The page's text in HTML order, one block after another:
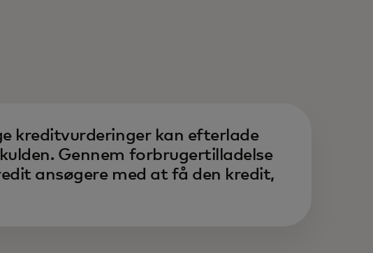
kreditvurderinger kan efterlade
Gennem forbrugertilladelse
ansøgere med at få den kredit,